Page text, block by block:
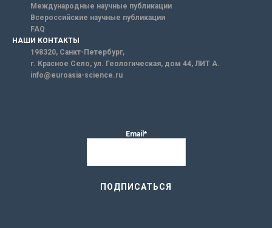
Международные научные публикации
Всероссийские научные публикации
FAQ
НАШИ КОНТАКТЫ
198320, Санкт-Петербург,
г. Красное Село, ул. Геологическая, дом 44, ЛИТ А.
info@euroasia-science.ru
Email*